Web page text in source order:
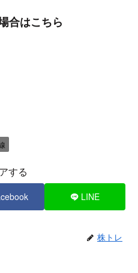
合はこちら
する
LINE
株トレ